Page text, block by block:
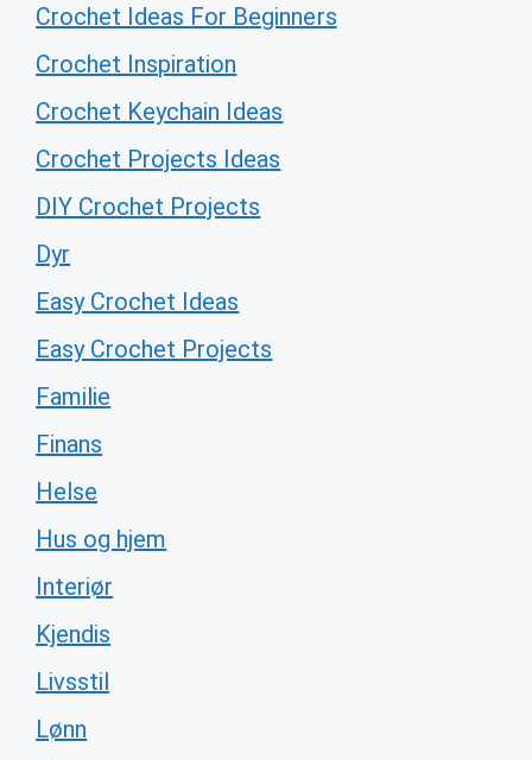
Crochet Ideas For Beginners
Crochet Inspiration
Crochet Keychain Ideas
Crochet Projects Ideas
DIY Crochet Projects
Dyr
Easy Crochet Ideas
Easy Crochet Projects
Familie
Finans
Helse
Hus og hjem
Interiør
Kjendis
Livsstil
Lønn